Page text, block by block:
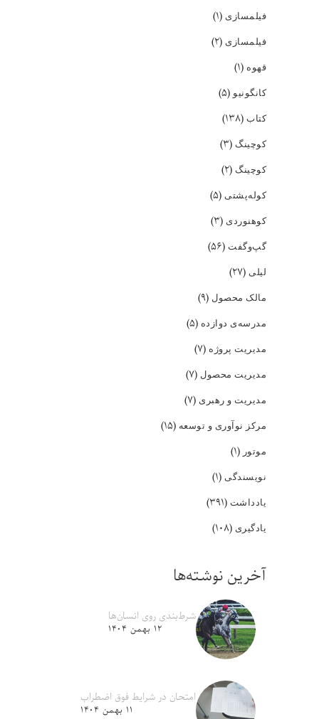
فیلمسازی (۱)
فیلمسازی (۲)
قهوه (۱)
کانگونیو(۵)
کتاب (۱۳۸)
کوچینگ (۳)
کوچینگ (۲)
کوله‌پشتی (۵)
کوهنوردی (۳)
گپ‌و‌گفت (۵۶)
لیلی (۲۷)
مالک محصول (۹)
مدرسه‌ی دوازده (۵)
مدیریت پروژه (۷)
مدیریت محصول (۷)
مدیریت و رهبری (۷)
مرکز نوآوری و توسعه (۱۵)
موتور (۱)
نویسندگی (۱)
یادداشت (۳۹۱)
یادگیری (۱۰۸)
آخرین نوشته‌ها
شرط‌بندی روی انسان‌ها
۱۲ بهمن ۱۴۰۴
امتحان در شرایط فوق اضطراب
۱۱ بهمن ۱۴۰۴